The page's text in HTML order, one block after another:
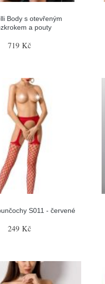
Body s otevřeným
a pouty
719 Kč
S011 - červené
249 Kč